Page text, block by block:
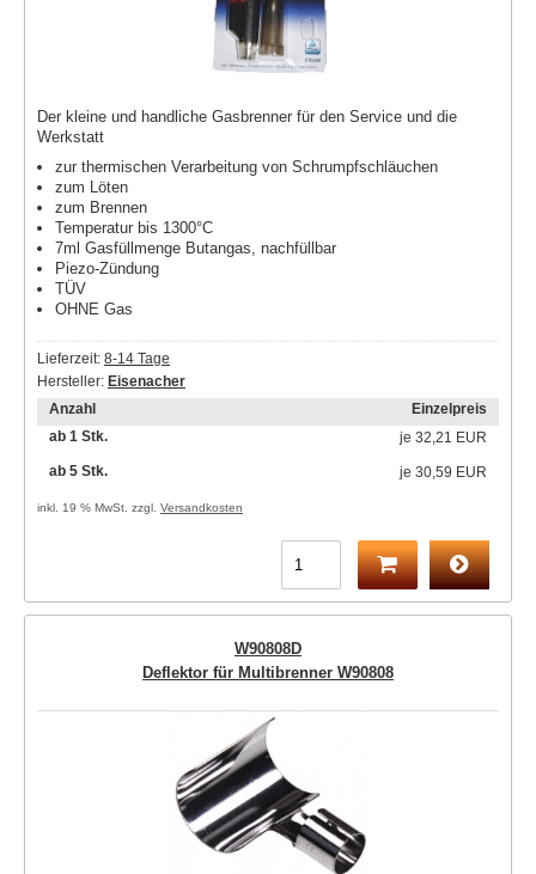
Der kleine und handliche Gasbrenner für den Service und die
Werkstatt
zur thermischen Verarbeitung von Schrumpfschläuchen
zum Löten
zum Brennen
Temperatur bis 1300°C
7ml Gasfüllmenge Butangas, nachfüllbar
Piezo-Zündung
TÜV
OHNE Gas
Lieferzeit: 8-14 Tage
Hersteller: Eisenacher
Anzahl
Einzelpreis
ab 1 Stk.
je 32,21 EUR
ab 5 Stk.
je 30,59 EUR
inkl. 19 % MwSt. zzgl. Versandkosten
W90808D
Deflektor für Multibrenner W90808